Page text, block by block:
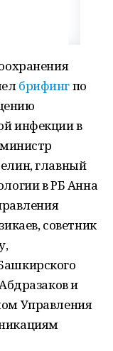
брифингпо
инфекции в
главный
в РБ Анна
советник
и
Управления